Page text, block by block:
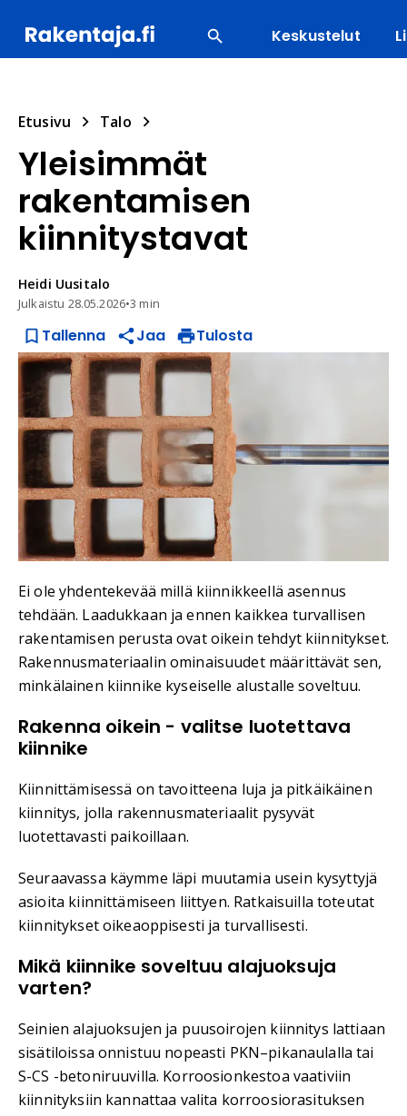
Keskustelut
Etusivu Talo
Yleisimmät
rakentamisen
kiinnitystavat
Heidi Uusitalo
Julkaistu 28.05.2026•3 min
Tallenna Jaa Tulosta
Ei ole yhdentekevää millä kiinnikkeellä asennus
tehdään. Laadukkaan ja ennen kaikkea turvallisen
rakentamisen perusta ovat oikein tehdyt kiinnitykset.
Rakennusmateriaalin ominaisuudet määrittävät sen,
minkälainen kiinnike kyseiselle alustalle soveltuu.
Rakenna oikein - valitse luotettava
kiinnike
Kiinnittämisessä on tavoitteena luja ja pitkäikäinen
kiinnitys, jolla rakennusmateriaalit pysyvät
luotettavasti paikoillaan.
Seuraavassa käymme läpi muutamia usein kysyttyjä
asioita kiinnittämiseen liittyen. Ratkaisuilla toteutat
kiinnitykset oikeaoppisesti ja turvallisesti.
Mikä kiinnike soveltuu alajuoksuja
varten?
Seinien alajuoksujen ja puusoirojen kiinnitys lattiaan
sisätiloissa onnistuu nopeasti PKN–pikanaulalla tai
S-CS -betoniruuvilla. Korroosionkestoa vaativiin
kiinnityksiin kannattaa valita korroosiorasituksen